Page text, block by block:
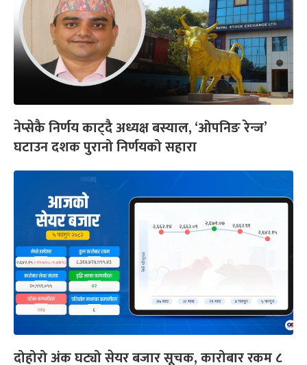
नेप्सेकै निर्णय काट्दै अध्यक्ष बस्याल, ‘ओपनिङ रेन्ज’
घटाउन दशक पुरानो निर्णयको सहारा
दोहोरो अंक घट्यो सेयर बजार सूचक, कारोबार रकम ८